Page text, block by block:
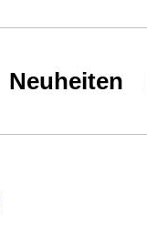
Neuheiten